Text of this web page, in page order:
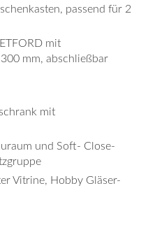
passend für 2
mit
mm, abschließbar
mit
und Soft- Close-
Vitrine, Hobby Gläser-